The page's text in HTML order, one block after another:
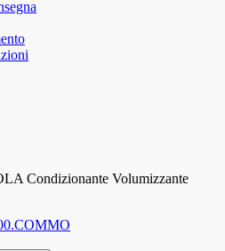
Condizionante Volumizzante